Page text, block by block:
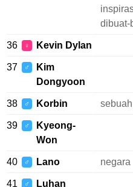
dibuat-
36 ♀ Kevin Dylan
37 ♂
Kim
Dongyoon
38 ♂ Korbin sebuah
39 ♂
Kyeong-
Won
40 ♂ Lano negara
41 ♂ Luhan